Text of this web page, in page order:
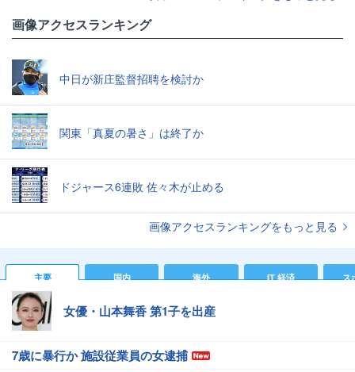
画像アクセスランキング
中日が新庄監督招聘を検討か
関東「真夏の暑さ」は終了か
ドジャース6連敗 佐々木が止める
画像アクセスランキングをもっと見る
主要 国内 海外 IT 経済 ス
女優・山本舞香 第1子を出産
7歳に暴行か 施設従業員の女逮捕